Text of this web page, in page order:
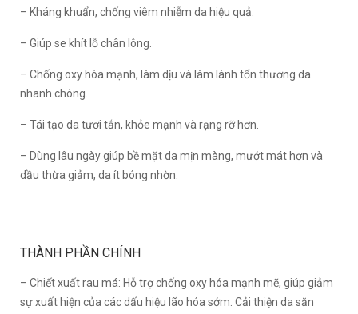
– Kháng khuẩn, chống viêm nhiễm da hiệu quả.
– Giúp se khít lỗ chân lông.
– Chống oxy hóa mạnh, làm dịu và làm lành tổn thương da
nhanh chóng.
– Tái tạo da tươi tắn, khỏe mạnh và rạng rỡ hơn.
– Dùng lâu ngày giúp bề mặt da mịn màng, mướt mát hơn và
dầu thừa giảm, da ít bóng nhờn.
THÀNH PHẦN CHÍNH
– Chiết xuất rau má: Hỗ trợ chống oxy hóa mạnh mẽ, giúp giảm
sự xuất hiện của các dấu hiệu lão hóa sớm. Cải thiện da săn